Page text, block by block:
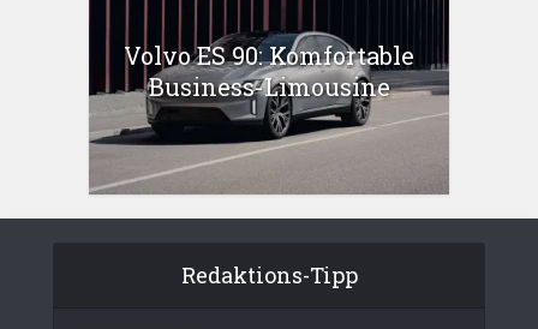
Volvo ES 90: Komfortable
Business-Limousine
Redaktions-Tipp